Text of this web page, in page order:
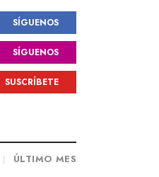
SÍGUENOS
SÍGUENOS
SUSCRÍBETE
ÚLTIMO MES